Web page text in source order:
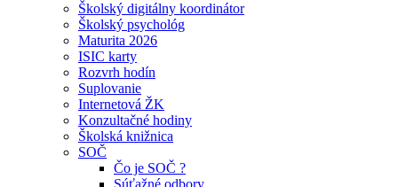
Školský digitálny koordinátor
Školský psychológ
Maturita 2026
ISIC karty
Rozvrh hodín
Suplovanie
Internetová ŽK
Konzultačné hodiny
Školská knižnica
SOČ
Čo je SOČ ?
Súťažné odbory